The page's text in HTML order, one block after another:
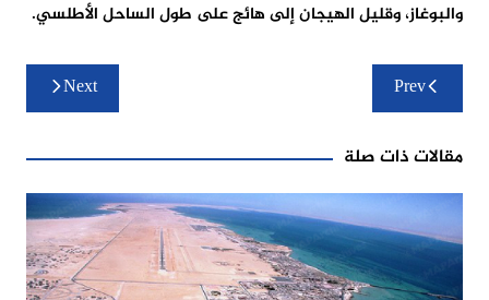
والبوغاز، وقليل الهيجان إلى هائج على طول الساحل الأطلسي.
تصفّح
المقالاتPrev
Next
مقالات ذات صلة